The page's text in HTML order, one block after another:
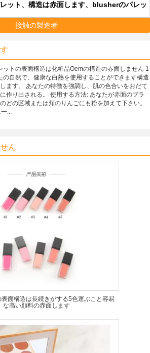
ット、構造は赤面します、blusherのパレッ
接触の製造者
ットの表面構造は化粧品Oemの構造の赤面しません 1
の自然で、健康な白熱を使用することができます構造
ます。 あなたの特徴を強調し、肌の色合いをおだて
作り出される。 使用する方法: あなたが赤面のブラ
どの区域または頬のりんごにも粉を加えて下さい。
...
ん
表面構造は長続きがする5色運ぶこと容易
な高い顔料の赤面します